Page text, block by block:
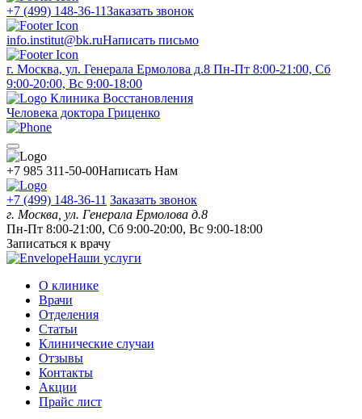
+7 (499) 148-36-11Заказать звонок
info.institut@bk.ruНаписать письмо
г. Москва, ул. Генерала Ермолова д.8 Пн-Пт 8:00-21:00, Сб
9:00-20:00, Вс 9:00-18:00
Клиника Восстановления
Человека доктора Гриценко
+7 985 311-50-00Написать Нам
+7 (499) 148-36-11 Заказать звонок
г. Москва, ул. Генерала Ермолова д.8
Пн-Пт 8:00-21:00, Сб 9:00-20:00, Вс 9:00-18:00
Записаться к врачу
Наши услуги
О клинике
Врачи
Отделения
Статьи
Клинические случаи
Отзывы
Контакты
Акции
Прайс лист